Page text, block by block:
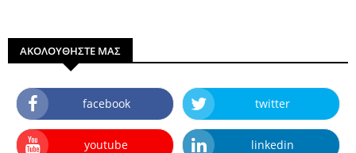
ΑΚΟΛΟΥΘΗΣΤΕ ΜΑΣ
facebook twitter
youtube linkedin